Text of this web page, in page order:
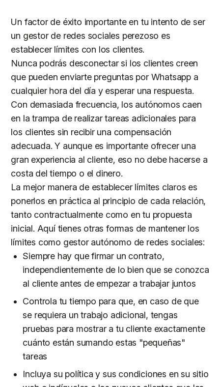
Un factor de éxito importante en tu intento de ser
un gestor de redes sociales perezoso es
establecer límites con los clientes.
Nunca podrás desconectar si los clientes creen
que pueden enviarte preguntas por Whatsapp a
cualquier hora del día y esperar una respuesta.
Con demasiada frecuencia, los autónomos caen
en la trampa de realizar tareas adicionales para
los clientes sin recibir una compensación
adecuada. Y aunque es importante ofrecer una
gran experiencia al cliente, eso no debe hacerse a
costa del tiempo o el dinero.
La mejor manera de establecer límites claros es
ponerlos en práctica al principio de cada relación,
tanto contractualmente como en tu propuesta
inicial. Aquí tienes otras formas de mantener los
límites como gestor autónomo de redes sociales:
Siempre hay que firmar un contrato,
independientemente de lo bien que se conozca
al cliente antes de empezar a trabajar juntos
Controla tu tiempo para que, en caso de que
se requiera un trabajo adicional, tengas
pruebas para mostrar a tu cliente exactamente
cuánto están sumando estas "pequeñas"
tareas
Incluya su política y sus condiciones en su sitio